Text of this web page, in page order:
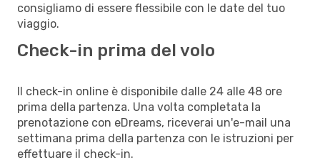
consigliamo di essere flessibile con le date del tuo
viaggio.
Check-in prima del volo
Il check-in online è disponibile dalle 24 alle 48 ore
prima della partenza. Una volta completata la
prenotazione con eDreams, riceverai un'e-mail una
settimana prima della partenza con le istruzioni per
effettuare il check-in.